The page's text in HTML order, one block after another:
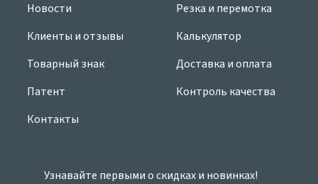
Новости
Клиенты и отзывы
Товарный знак
Патент
Контакты
Резка и перемотка
Калькулятор
Доставка и оплата
Контроль качества
Узнавайте первыми о скидках и новинках!